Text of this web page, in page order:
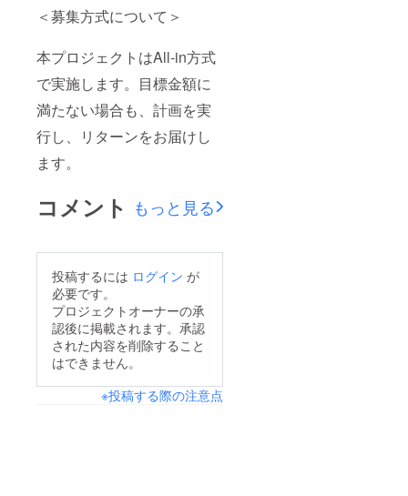
＜募集方式について＞
本プロジェクトはAll-in方式
で実施します。目標金額に
満たない場合も、計画を実
行し、リターンをお届けし
ます。
コメント もっと見る
投稿するには ログイン が
必要です。
プロジェクトオーナーの承
認後に掲載されます。承認
された内容を削除すること
はできません。
※投稿する際の注意点